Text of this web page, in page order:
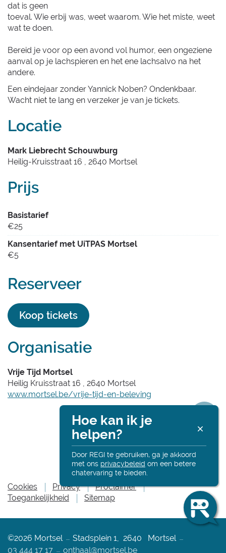
dat is geen
toeval. Wie erbij was, weet waarom. Wie het miste, weet
wat te doen.
Bereid je voor op een avond vol humor, een ongeziene
aanval op je lachspieren en het ene lachsalvo na het
andere.
Een eindejaar zonder Yannick Noben? Ondenkbaar.
Wacht niet te lang en verzeker je van je tickets.
Locatie
Mark Liebrecht Schouwburg
Heilig-Kruisstraat 16 , 2640 Mortsel
Prijs
Basistarief
€25
Kansentarief met UiTPAS Mortsel
€5
Reserveer
Koop tickets
Organisatie
Vrije Tijd Mortsel
Heilig Kruisstraat 16 , 2640 Mortsel
Website
www.mortsel.be/vrije-tijd-en-beleving
Cookies Privacy
Proclaimer
Toegankelijkheid
Sitemap
©2026 Mortsel Adres
Stadsplein 1, 2640 Mortsel Tel.
03 444 17 17E- onthaal@mortsel.be
Deel
Ik
en
ik
Hoe kan ik je
helpen?
Door REGI te gebruiken, ga je akkoord
met ons privacybeleid om een betere
chatervaring te bieden.